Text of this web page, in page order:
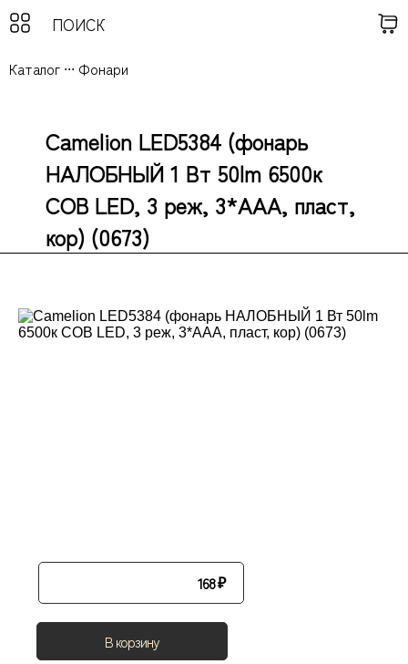
Каталог ... Фонари
Camelion LED5384 (фонарь
НАЛОБНЫЙ 1 Вт 50lm 6500к
COB LED, 3 реж, 3*AAA, пласт,
кор) (0673)
168₽
В корзину